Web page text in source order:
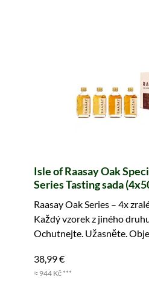
Isle of Raasay Oak
Series Tasting sada
Raasay Oak Series – 4x
Každý vzorek z jiného
Ochutnejte. Užasněte.
38,99 €
≈ 944 Kč ***